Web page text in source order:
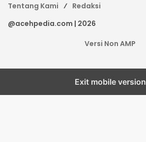
Tentang Kami
Redaksi
@acehpedia.com | 2026
Versi Non AMP
Exit mobile version